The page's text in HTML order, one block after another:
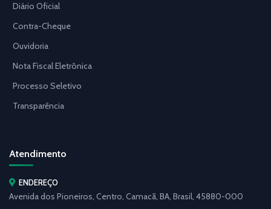
Diário Oficial
Contra-Cheque
Ouvidoria
Nota Fiscal Eletrônica
Processo Seletivo
Transparência
Atendimento
ENDEREÇO
Avenida dos Pioneiros, Centro, Camacã, BA, Brasil, 45880-000